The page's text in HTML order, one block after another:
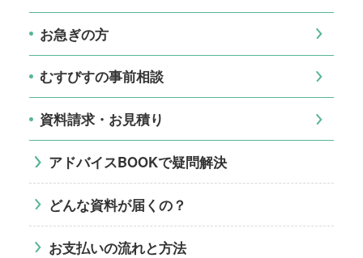
お急ぎの方
むすびすの事前相談
資料請求・お見積り
アドバイスBOOKで疑問解決
どんな資料が届くの？
お支払いの流れと方法